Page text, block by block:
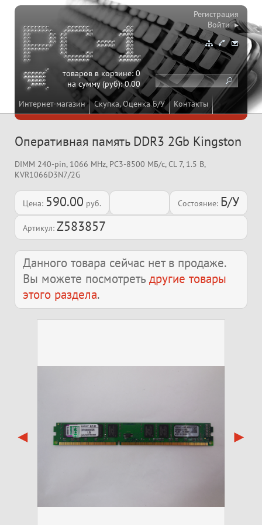
Интернет-магазин Скупка, Оценка Б/У Контакты
товаров в корзине:0
на сумму (руб):0.00
Регистрация
Войти ▸
Оперативная память DDR3 2Gb Kingston
DIMM 240-pin, 1066 MHz, PC3-8500 МБ/с, CL 7, 1.5 В,
KVR1066D3N7/2G
Цена: 590.00 руб. Состояние: Б/У
Артикул: Z583857
Данного товара сейчас нет в продаже.
Вы можете посмотреть другие товары
этого раздела.